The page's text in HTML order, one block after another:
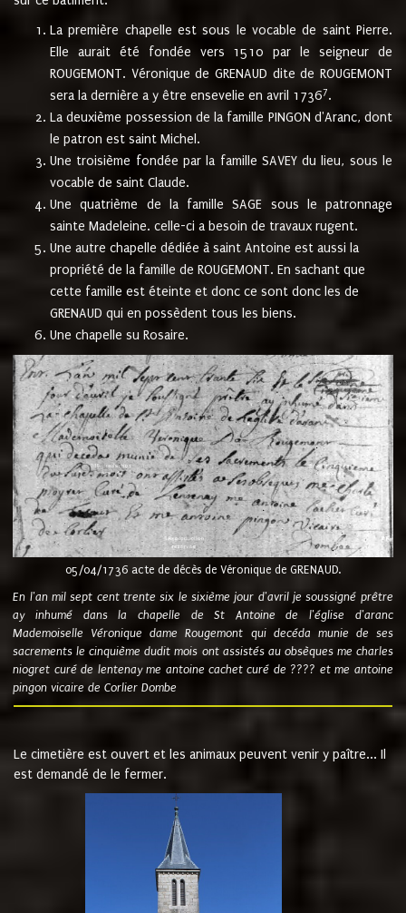
La première chapelle est sous le vocable de saint Pierre.
Elle aurait été fondée vers 1510 par le seigneur de
ROUGEMONT. Véronique de GRENAUD dite de ROUGEMONT
sera la dernière a y être ensevelie en avril 17367.
La deuxième possession de la famille PINGON d'Aranc, dont
le patron est saint Michel.
Une troisième fondée par la famille SAVEY du lieu, sous le
vocable de saint Claude.
Une quatrième de la famille SAGE sous le patronnage
sainte Madeleine. celle-ci a besoin de travaux rugent.
Une autre chapelle dédiée à saint Antoine est aussi la
propriété de la famille de ROUGEMONT. En sachant que
cette famille est éteinte et donc ce sont donc les de
GRENAUD qui en possèdent tous les biens.
Une chapelle su Rosaire.
05/04/1736 acte de décès de Véronique de GRENAUD.
En l'an mil sept cent trente six le sixième jour d'avril je soussigné prêtre
ay inhumé dans la chapelle de St Antoine de l'église d'aranc
Mademoiselle Véronique dame Rougemont qui decéda munie de ses
sacrements le cinquième dudit mois ont assistés au obsèques me charles
niogret curé de lentenay me antoine cachet curé de ???? et me antoine
pingon vicaire de Corlier Dombe
Le cimetière est ouvert et les animaux peuvent venir y paître... Il
est demandé de le fermer.